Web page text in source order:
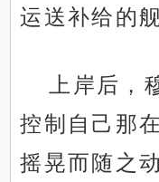
运送补给的
上岸后，
控制自己那
摇晃而随之